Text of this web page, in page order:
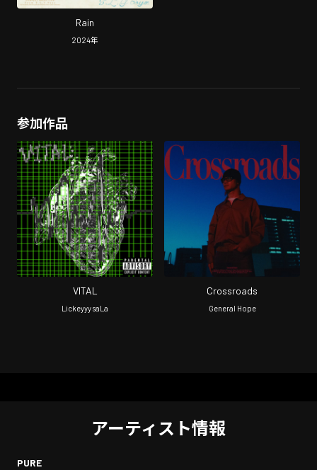
Rain
2024年
参加作品
VITAL
Lickeyyy saLa
Crossroads
General Hope
アーティスト情報
PURE